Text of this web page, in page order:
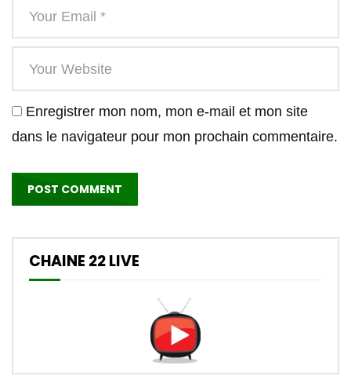
Enregistrer mon nom, mon e-mail et mon site
dans le navigateur pour mon prochain commentaire.
CHAINE 22 LIVE